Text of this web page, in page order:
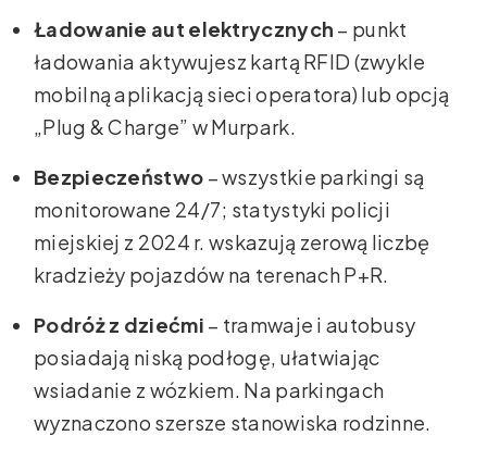
Ładowanie aut elektrycznych – punkt
ładowania aktywujesz kartą RFID (zwykle
mobilną aplikacją sieci operatora) lub opcją
„Plug & Charge” w Murpark.
Bezpieczeństwo – wszystkie parkingi są
monitorowane 24/7; statystyki policji
miejskiej z 2024 r. wskazują zerową liczbę
kradzieży pojazdów na terenach P+R.
Podróż z dziećmi – tramwaje i autobusy
posiadają niską podłogę, ułatwiając
wsiadanie z wózkiem. Na parkingach
wyznaczono szersze stanowiska rodzinne.